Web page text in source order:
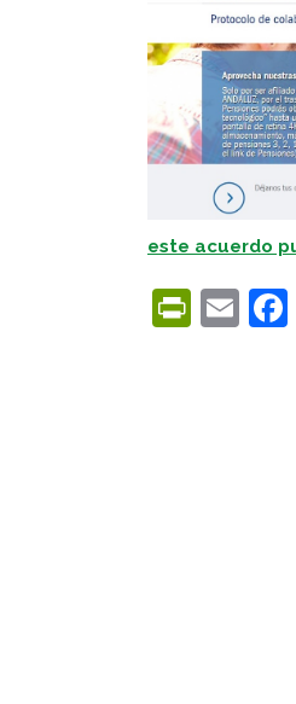
este acuerdo